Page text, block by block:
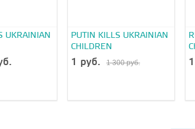
UKRAINIAN
PUTIN KILLS UKRAINIAN
CHILDREN
1 руб. 1 300 руб.